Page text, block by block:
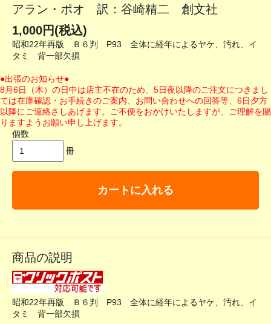
アラン・ポオ 訳：谷崎精二 創文社
1,000円(税込)
昭和22年再版 Ｂ６判 P93 全体に経年によるヤケ、汚れ、イ
タミ 背一部欠損
●出張のお知らせ●
8月6日（木）の日中は店主不在のため、5日夜以降のご注文につきまし
ては在庫確認・お手続きのご案内、お問い合わせへの回答等、6日夕方
以降にご連絡さしあげます。ご不便をおかけいたしますが、ご理解を賜
りますようお願い申し上げます。
個数
冊
カートに入れる
商品の説明
昭和22年再版 Ｂ６判 P93 全体に経年によるヤケ、汚れ、イ
タミ 背一部欠損